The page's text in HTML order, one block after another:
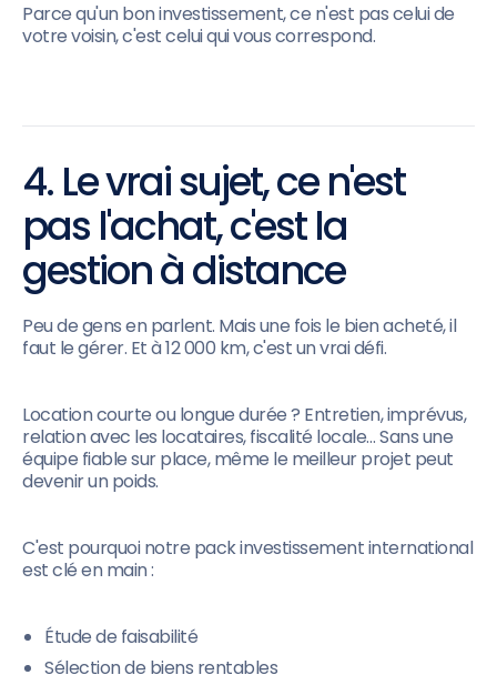
Parce qu'un bon investissement, ce n'est pas celui de
votre voisin, c'est celui qui vous correspond.
4. Le vrai sujet, ce n'est
pas l'achat, c'est la
gestion à distance
Peu de gens en parlent. Mais une fois le bien acheté, il
faut le gérer. Et à 12 000 km, c'est un vrai défi.
Location courte ou longue durée ? Entretien, imprévus,
relation avec les locataires, fiscalité locale… Sans une
équipe fiable sur place, même le meilleur projet peut
devenir un poids.
C'est pourquoi notre pack investissement international
est clé en main :
Étude de faisabilité
Sélection de biens rentables